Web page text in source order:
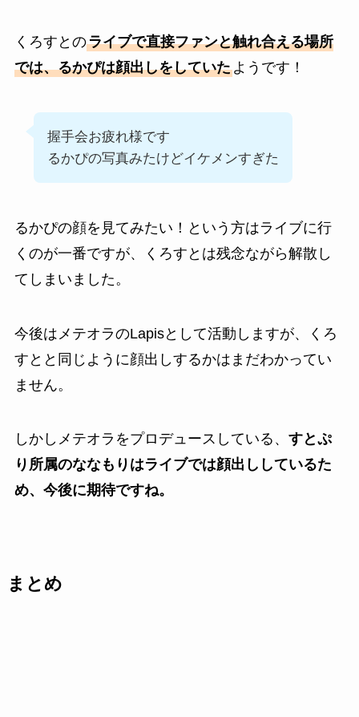
くろすとのライブで直接ファンと触れ合える場所
では、るかぴは顔出しをしていたようです！
握手会お疲れ様です
るかぴの写真みたけどイケメンすぎた
るかぴの顔を見てみたい！という方はライブに行
くのが一番ですが、くろすとは残念ながら解散し
てしまいました。
今後はメテオラのLapisとして活動しますが、くろ
すとと同じように顔出しするかはまだわかってい
ません。
しかしメテオラをプロデュースしている、 すとぷ
り所属のななもりはライブでは顔出ししているた
め、今後に期待ですね。
まとめ